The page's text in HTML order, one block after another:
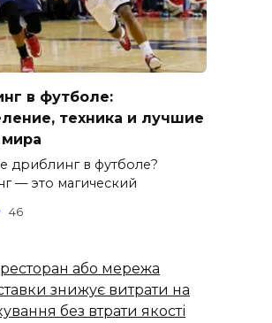
в футболе:
техника и лучшие
дриблинг в футболе?
— это магический
46
або мережа
знижує витрати на
без втрати якості